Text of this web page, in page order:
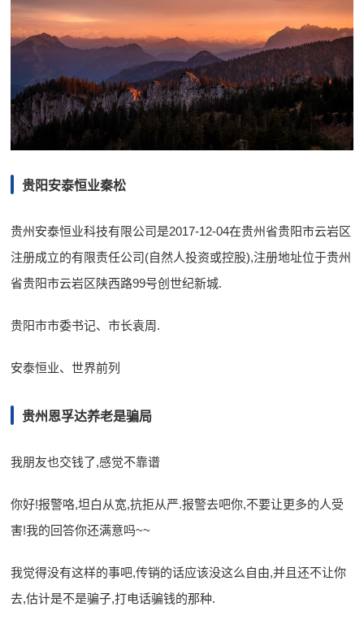
贵阳安泰恒业秦松
贵州安泰恒业科技有限公司是2017-12-04在贵州省贵阳市云岩区
注册成立的有限责任公司(自然人投资或控股),注册地址位于贵州
省贵阳市云岩区陕西路99号创世纪新城.
贵阳市市委书记、市长袁周.
安泰恒业、世界前列
贵州恩孚达养老是骗局
我朋友也交钱了,感觉不靠谱
你好!报警咯,坦白从宽,抗拒从严.报警去吧你,不要让更多的人受
害!我的回答你还满意吗~~
我觉得没有这样的事吧,传销的话应该没这么自由,并且还不让你
去,估计是不是骗子,打电话骗钱的那种.